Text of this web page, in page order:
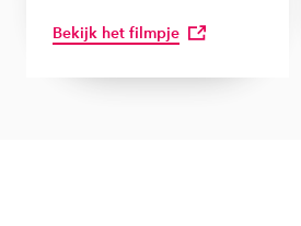
Bekijk het filmpje